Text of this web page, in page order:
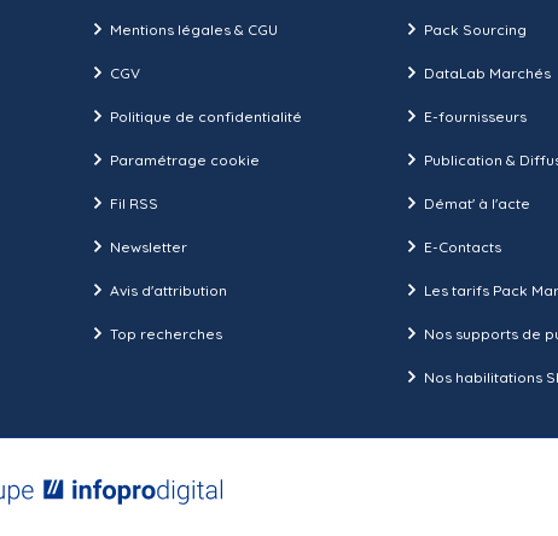
Mentions légales & CGU
CGV
Politique de confidentialité
Paramétrage cookie
Fil RSS
Newsletter
Avis d'attribution
Top recherches
Pack Sourcing
DataLab Marchés
E-fournisseurs
Publication &
Démat' à l'acte
E-Contacts
Les tarifs Pack
Nos supports de
Nos habilitations